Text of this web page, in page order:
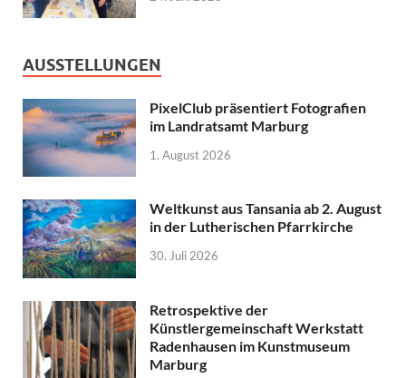
AUSSTELLUNGEN
PixelClub präsentiert Fotografien
im Landratsamt Marburg
1. August 2026
Weltkunst aus Tansania ab 2. August
in der Lutherischen Pfarrkirche
30. Juli 2026
Retrospektive der
Künstlergemeinschaft Werkstatt
Radenhausen im Kunstmuseum
Marburg